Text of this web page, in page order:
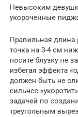
Невысоким
укороченные
Правильная длина
точка на 3-4 см
носите блузку не
избегая эффекта
должен быть не
сильнее
задачей по
треугольным